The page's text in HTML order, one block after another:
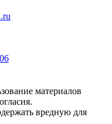
материалов
вредную для